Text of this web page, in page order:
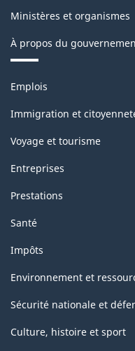
Ministères et organismes
À propos du
Thèmes
sujets
Emplois
Immigration et
Voyage et tourisme
Entreprises
Prestations
Santé
Impôts
Environnement et
Sécurité nationale et
Culture, histoire et sport